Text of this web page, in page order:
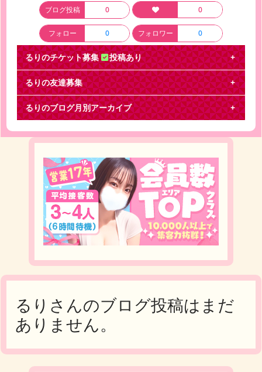
ブログ投稿 0 0
フォロー 0 フォロワー 0
るりのチケット募集 投稿あり
ジャニーズJr.
ジャニーズ銀座の交換をお願いします。【譲】Ａ公
演4/30(日) 昼 ３列以内 １枚5/5(金) 昼
るりの友達募集
るりのブログ月別アーカイブ
るりさんのブログ投稿はまだ
ありません。